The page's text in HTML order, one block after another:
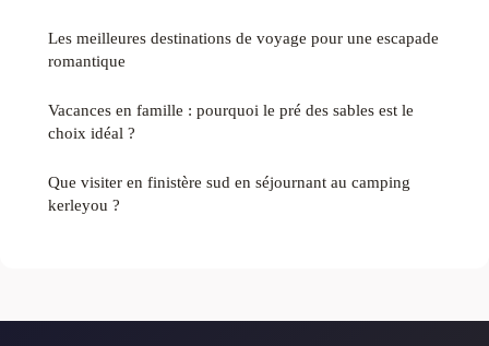
Les meilleures destinations de voyage pour une escapade
romantique
Vacances en famille : pourquoi le pré des sables est le
choix idéal ?
Que visiter en finistère sud en séjournant au camping
kerleyou ?